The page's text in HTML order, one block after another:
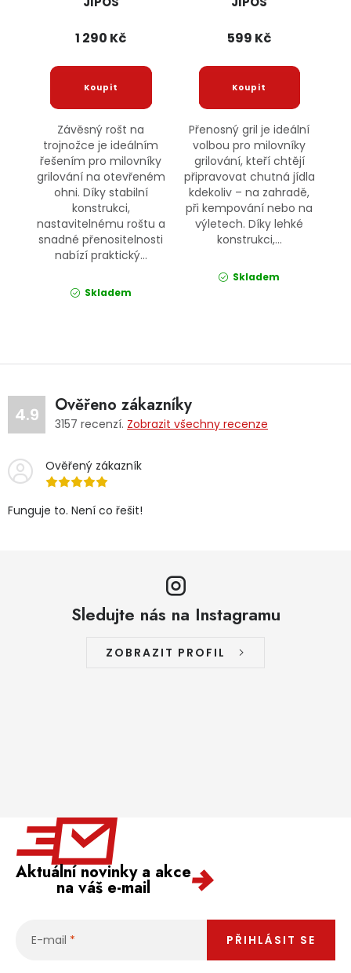
1 290 Kč
Závěsný rošt na
trojnožce je ideálním
řešením pro milovníky
grilování na otevřeném
ohni. Díky stabilní
konstrukci,
nastavitelnému roštu a
snadné přenositelnosti
nabízí praktický...
Skladem
599 Kč
Přenosný gril je ideální
volbou pro milovníky
grilování, kteří chtějí
připravovat chutná jídla
kdekoliv – na zahradě,
při kempování nebo na
výletech. Díky lehké
konstrukci,...
Skladem
4.9 Ověřeno zákazníky
3157 recenzí. Zobrazit všechny recenze
Ověřený zákazník
Funguje to. Není co řešit!
Sledujte nás na Instagramu
ZOBRAZIT PROFIL
Aktuální novinky a akce
na váš e-mail
E-mail PŘIHLÁSIT SE